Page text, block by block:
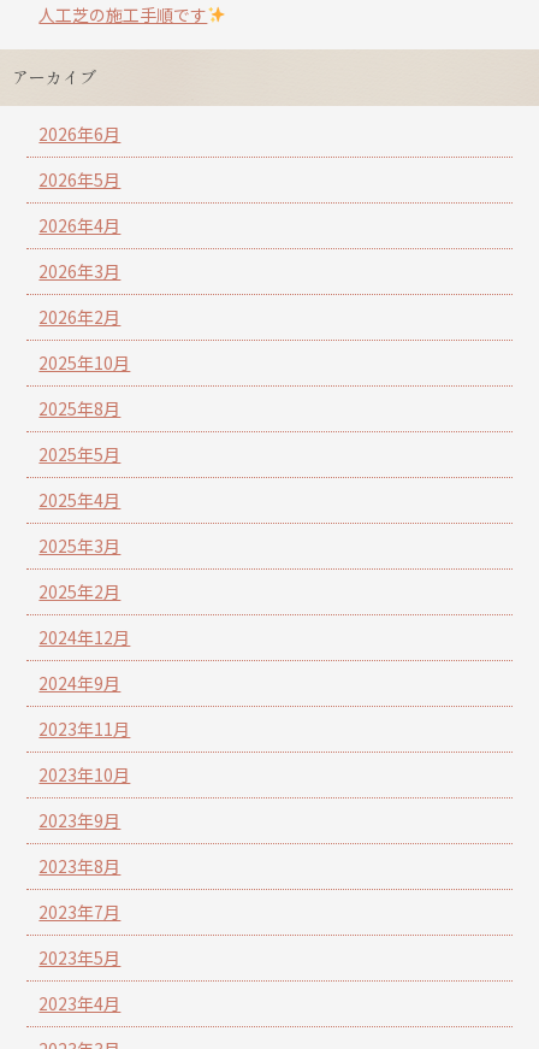
人工芝の施工手順です
アーカイブ
2026年6月
2026年5月
2026年4月
2026年3月
2026年2月
2025年10月
2025年8月
2025年5月
2025年4月
2025年3月
2025年2月
2024年12月
2024年9月
2023年11月
2023年10月
2023年9月
2023年8月
2023年7月
2023年5月
2023年4月